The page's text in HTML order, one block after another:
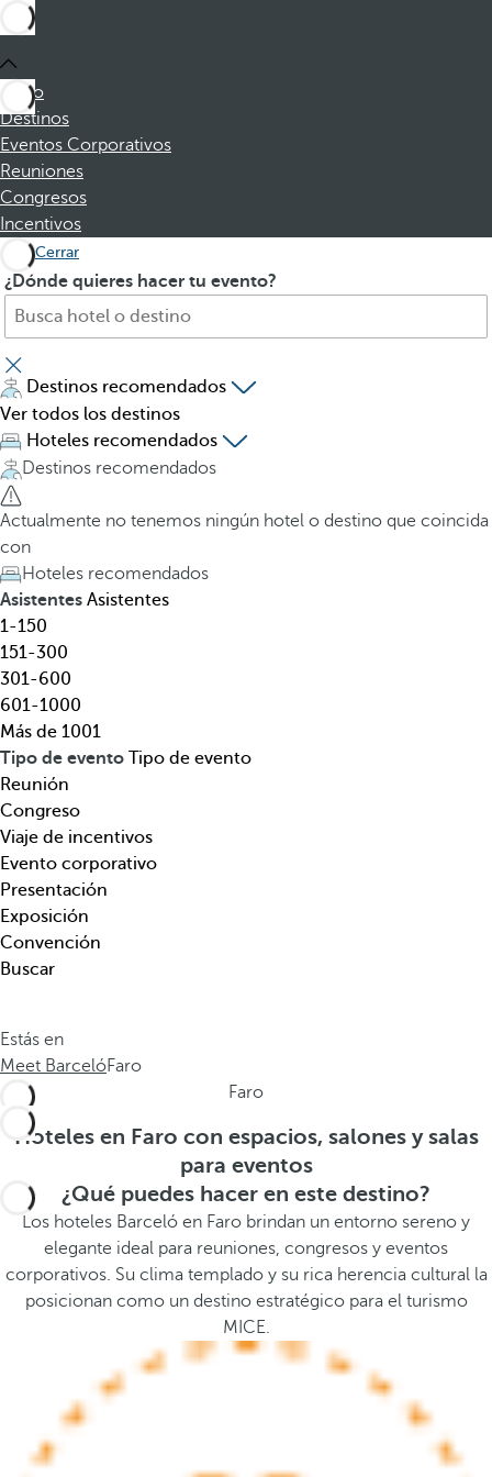
Inicio
Destinos
Eventos Corporativos
Reuniones
Congresos
Incentivos
Cerrar
¿Dónde quieres hacer tu evento?
B
s
c
a
h
o
t
e
l
,
d
e
s
t
i
n
o
,
t
e
m
á
t
i
c
a
.
A
p
u
l
s
a
r
l
a
t
e
c
l
a
d
e
f
l
e
c
h
a
h
a
c
i
b
a
r
Destinos recomendados
Ver todos los destinos
Hoteles recomendados
Destinos recomendados
Actualmente no tenemos ningún hotel o destino que coincida
con
Hoteles recomendados
Asistentes Asistentes
1-150
151-300
301-600
601-1000
Más de 1001
Tipo de evento Tipo de evento
Reunión
Congreso
Viaje de incentivos
Evento corporativo
Presentación
Exposición
Convención
Buscar
Estás en
Meet BarcelóFaro
Faro
Hoteles en Faro con espacios, salones y salas
para eventos
¿Qué puedes hacer en este destino?
Los hoteles Barceló en Faro brindan un entorno sereno y
elegante ideal para reuniones, congresos y eventos
corporativos. Su clima templado y su rica herencia cultural la
posicionan como un destino estratégico para el turismo
MICE.